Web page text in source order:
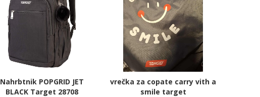
Nahrbtnik POPGRID JET
BLACK Target 28708
vrečka za copate carry vith a
smile target